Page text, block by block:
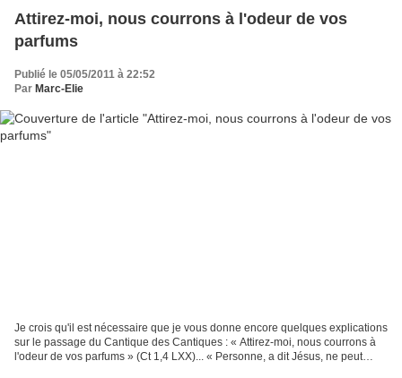
Attirez-moi, nous courrons à l'odeur de vos
parfums
Publié le 05/05/2011 à 22:52
Par Marc-Elie
Je crois qu'il est nécessaire que je vous donne encore quelques explications
sur le passage du Cantique des Cantiques : « Attirez-moi, nous courrons à
l'odeur de vos parfums » (Ct 1,4 LXX)... « Personne, a dit Jésus, ne peut